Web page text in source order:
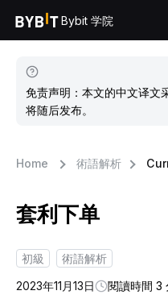
Bybit 学院
免责声明：本文的中文译文
将随后发布。
Home 術語解析
套利下单
初級
術語解析
2023年11月13日
閱讀時間 3